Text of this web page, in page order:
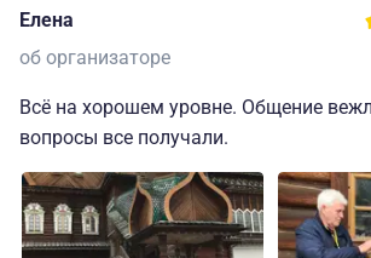
Елена
об организаторе
Всё на хорошем уровне. Общение
вопросы все получали.